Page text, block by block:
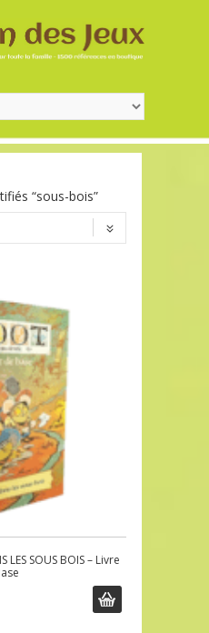
“sous-bois”
LES SOUS BOIS – Livre